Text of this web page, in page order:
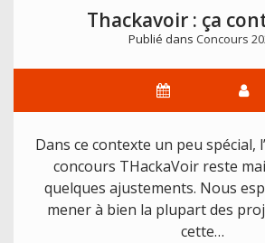
Thackavoir : ça
Publié dans Concours
Dans ce contexte un peu spécial,
concours THackaVoir reste
quelques ajustements. Nous
mener à bien la plupart des
cette…